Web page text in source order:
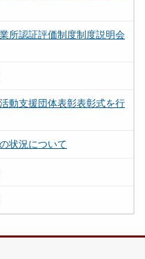
所認証評価制度制度説明会
動支援団体表彰表彰式を行
状況について